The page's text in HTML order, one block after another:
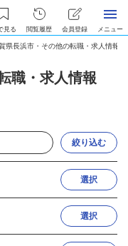
見る 閲覧履歴 会員登録 メニュー
県長浜市・その他の転職・求人情報
職・求人情報
絞り込む
選択
選択